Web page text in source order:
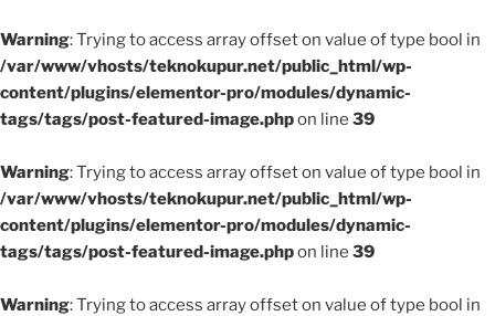
Warning: Trying to access array offset on value of type bool in
/var/www/vhosts/teknokupur.net/public_html/wp-
content/plugins/elementor-pro/modules/dynamic-
tags/tags/post-featured-image.phpon line 39
Warning: Trying to access array offset on value of type bool in
/var/www/vhosts/teknokupur.net/public_html/wp-
content/plugins/elementor-pro/modules/dynamic-
tags/tags/post-featured-image.phpon line 39
Warning: Trying to access array offset on value of type bool in